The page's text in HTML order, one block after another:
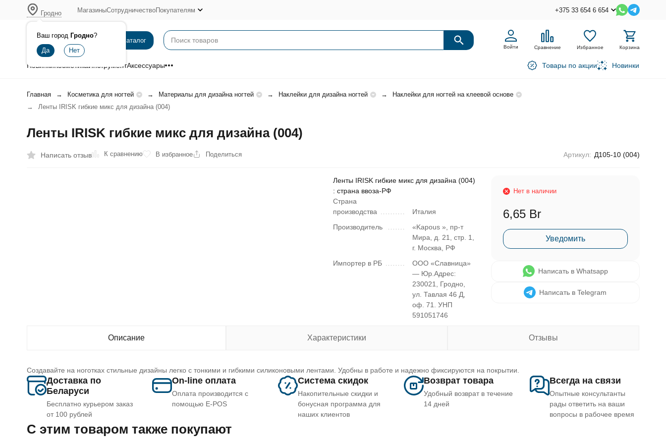
Гродно
Ваш город Гродно?
МагазиныСотрудничествоПокупателям +375 33 654 6 654
Каталог
Войти Сравнение Избранное Корзина
НовинкиКосметикаИнструментАксессуары Товары по акции Новинки
Главная Косметика для ногтей Материалы для дизайна ногтей Наклейки для дизайна ногтей
Наклейки для ногтей на клеевой основе
Ленты IRISK гибкие микс для дизайна (004)
Ленты IRISK гибкие микс для дизайна (004)
Написать отзыв К сравнению В избранное Поделиться Артикул: Д105-10 (004)
Ленты IRISK гибкие микс для дизайна (004)
: страна ввоза-РФ
Страна
производства
Италия
Производитель
«Kapous », пр-т
Мира, д. 21, стр. 1,
г. Москва, РФ
Импортер в РБ
ООО «Славница»
— Юр.Адрес:
230021, Гродно,
ул. Тавлая 46 Д,
оф. 71. УНП
591051746
Нет в наличии
6,65 Br
Уведомить
Написать в Whatsapp
Написать в Telegram
Описание Характеристики Отзывы
Создавайте на ноготках стильные дизайны легко с тонкими и гибкими силиконовыми лентами. Удобны в работе и надежно фиксируются на покрытии.
Доставка по
Беларуси
Бесплатно курьером заказ
от 100 рублей
On-line оплата
Оплата производится с
помощью E-POS
Система скидок
Накопительные скидки и
бонусная программа для
наших клиентов
Возврат товара
Удобный возврат в течение
14 дней
Всегда на связи
Опытные консультанты
рады ответить на ваши
вопросы в рабочее время
C этим товаром также покупают